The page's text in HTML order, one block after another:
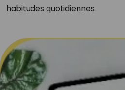
habitudes quotidiennes.